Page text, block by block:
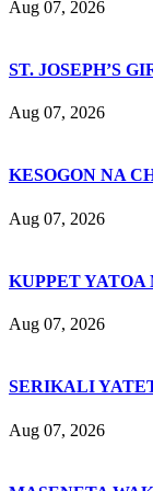
Aug 07, 2026
ST. JOSEPH’S
Aug 07, 2026
KESOGON NA
Aug 07, 2026
KUPPET YATOA
Aug 07, 2026
SERIKALI
Aug 07, 2026